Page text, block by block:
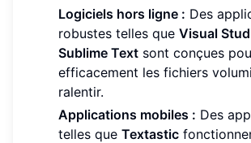
Logiciels hors ligne : Des
robustes telles que Visual
Sublime Text sont conçues
efficacement les fichiers
ralentir.
Applications mobiles : Des
telles que Textastic